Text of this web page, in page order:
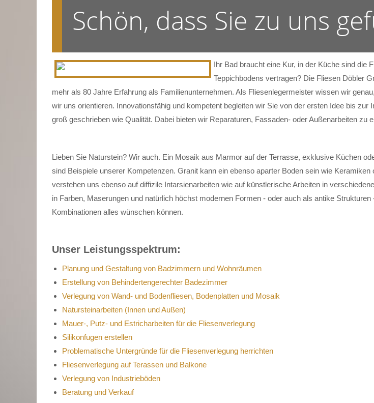
Schön, dass Sie zu uns
Ihr Bad braucht eine Kur, in der Küche sind
Teppichbodens vertragen? Die Fliesen Döbler
mehr als 80 Jahre Erfahrung als Familienunternehmen. Als Fliesenlegermeister wissen wir
wir uns orientieren. Innovationsfähig und kompetent begleiten wir Sie von der ersten Idee bis
groß geschrieben wie Qualität. Dabei bieten wir Reparaturen, Fassaden- oder Außenarbeiten zu
Lieben Sie Naturstein? Wir auch. Ein Mosaik aus Marmor auf der Terrasse, exklusive Küchen
sind Beispiele unserer Kompetenzen. Granit kann ein ebenso aparter Boden sein wie Keramiken
verstehen uns ebenso auf diffizile Intarsienarbeiten wie auf künstlerische Arbeiten in
in Farben, Maserungen und natürlich höchst modernen Formen - oder auch als antike
Kombinationen alles wünschen können.
Unser Leistungsspektrum:
Planung und Gestaltung von Badzimmern und Wohnräumen
Erstellung von Behindertengerechter Badezimmer
Verlegung von Wand- und Bodenfliesen, Bodenplatten und Mosaik
Natursteinarbeiten (Innen und Außen)
Mauer-, Putz- und Estricharbeiten für die Fliesenverlegung
Silikonfugen erstellen
Problematische Untergründe für die Fliesenverlegung herrichten
Fliesenverlegung auf Terassen und Balkone
Verlegung von Industrieböden
Beratung und Verkauf